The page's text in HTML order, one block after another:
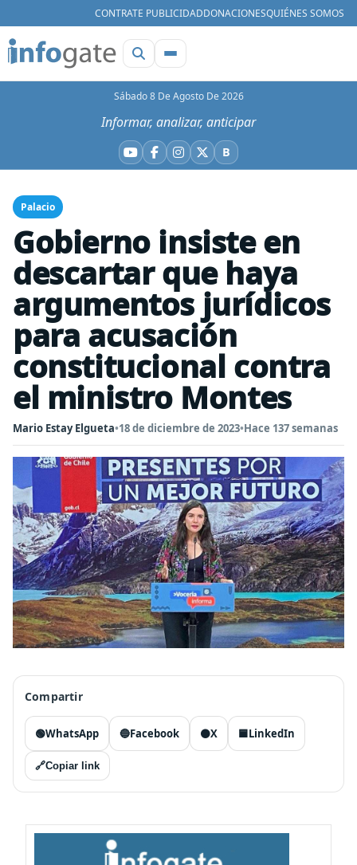
CONTRATE PUBLICIDADDONACIONESQUIÉNES SOMOS
Sábado 8 De Agosto De 2026
Informar, analizar, anticipar
YouTube
Facebook
Instagram
X BBluesky
Palacio
Gobierno insiste en
descartar que haya
argumentos jurídicos
para acusación
constitucional contra
el ministro Montes
Mario Estay Elgueta•18 de diciembre de 2023•Hace 137 semanas
Compartir
🟢WhatsApp 🔵Facebook ⚫X 🟦LinkedIn
🔗Copiar link